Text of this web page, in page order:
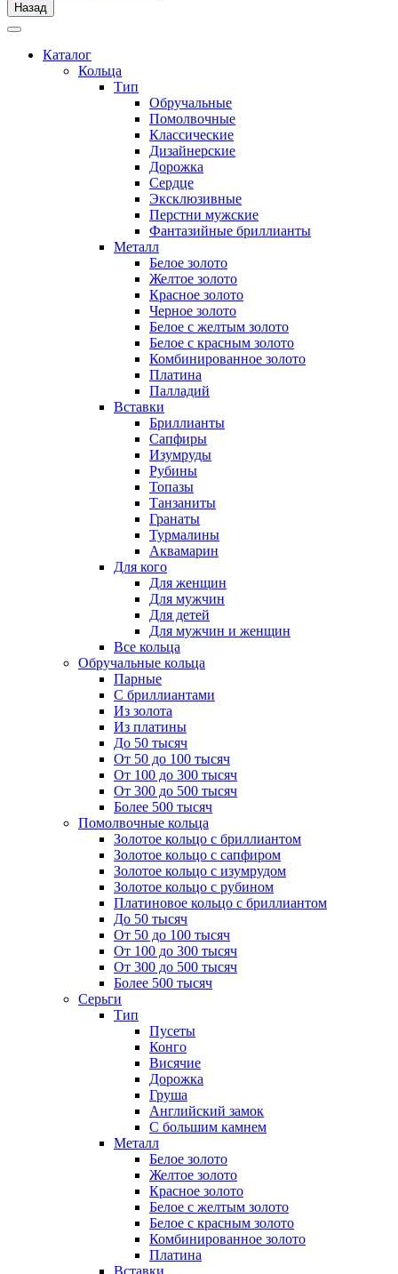
Назад
Каталог
Кольца
Тип
Обручальные
Помолвочные
Классические
Дизайнерские
Дорожка
Сердце
Эксклюзивные
Перстни мужские
Фантазийные бриллианты
Металл
Белое золото
Желтое золото
Красное золото
Черное золото
Белое с желтым золото
Белое с красным золото
Комбинированное золото
Платина
Палладий
Вставки
Бриллианты
Сапфиры
Изумруды
Рубины
Топазы
Танзаниты
Гранаты
Турмалины
Аквамарин
Для кого
Для женщин
Для мужчин
Для детей
Для мужчин и женщин
Все кольца
Обручальные кольца
Парные
С бриллиантами
Из золота
Из платины
До 50 тысяч
От 50 до 100 тысяч
От 100 до 300 тысяч
От 300 до 500 тысяч
Более 500 тысяч
Помолвочные кольца
Золотое кольцо с бриллиантом
Золотое кольцо с сапфиром
Золотое кольцо с изумрудом
Золотое кольцо с рубином
Платиновое кольцо с бриллиантом
До 50 тысяч
От 50 до 100 тысяч
От 100 до 300 тысяч
От 300 до 500 тысяч
Более 500 тысяч
Серьги
Тип
Пусеты
Конго
Висячие
Дорожка
Груша
Английский замок
С большим камнем
Металл
Белое золото
Желтое золото
Красное золото
Белое с желтым золото
Белое с красным золото
Комбинированное золото
Платина
Вставки